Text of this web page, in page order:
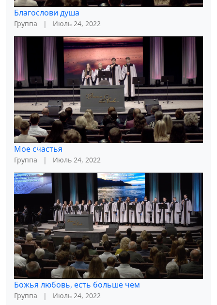
Благослови душа
Группа | Июль 24, 2022
Мое счастья
Группа | Июль 24, 2022
Божья любовь, есть больше чем
Группа | Июль 24, 2022